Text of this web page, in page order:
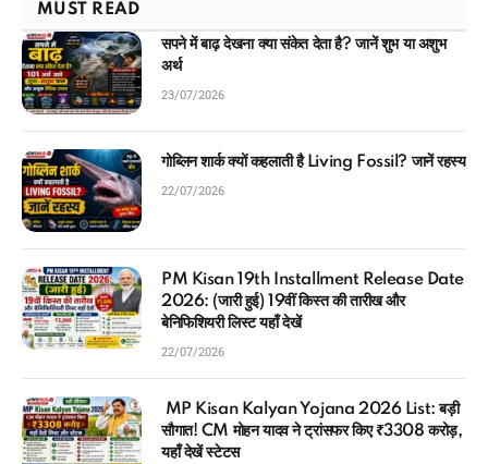
MUST READ
सपने में बाढ़ देखना क्या संकेत देता है? जानें शुभ या अशुभ
अर्थ
23/07/2026
गोब्लिन शार्क क्यों कहलाती है Living Fossil? जानें रहस्य
22/07/2026
PM Kisan 19th Installment Release Date
2026: (जारी हुई) 19वीं किस्त की तारीख और
बेनिफिशियरी लिस्ट यहाँ देखें
22/07/2026
MP Kisan Kalyan Yojana 2026 List: बड़ी
सौगात! CM मोहन यादव ने ट्रांसफर किए ₹3308 करोड़,
यहाँ देखें स्टेटस